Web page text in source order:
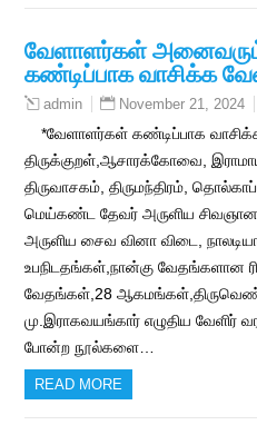
வேளாளர்கள்
கண்டிப்பாக வாசிக்க
admin November 21, 2024
*வேளாளர்கள் கண்டிப்பாக
திருக்குறள்,ஆசாரக்கோவை,
திருவாசகம், திருமந்திரம்,
மெய்கண்ட தேவர் அருளிய
அருளிய சைவ வினா விடை,
உபநிடதங்கள்,நான்கு வேதங்களான
வேதங்கள்,28
மு.இராகவயங்கார் எழுதிய வேளிர்
போன்ற நூல்களை…
READ MORE